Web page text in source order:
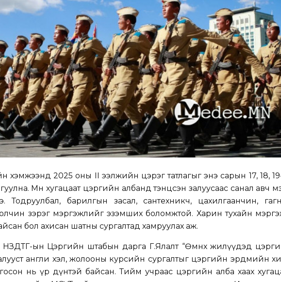
хэмжээнд 2025 оны II ээлжийн цэрэг татлагыг энэ сарын 17, 18, 19-
Мөн хугацаат цэргийн албанд тэнцсэн залуусаас санал авч
Тодруулбал, барилгын засал, сантехникч, цахилгаанчин,
зэрэг мэргэжлийг эзэмших боломжтой. Харин тухайн
бол ахисан шатны сургалтад хамруулах аж.
НЗДТГ-ын Цэргийн штабын дарга Г.Ялалт “Өмнөх жилүүдэд
англи хэл, жолооны курсийн сургалтыг цэргийн эрдмийн
нь үр дүнтэй байсан. Тийм учраас цэргийн алба хаах